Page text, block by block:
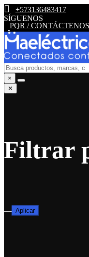
+573136483417
SÍGUENOS
PQR / CONTÁCTENOS
×
✕
Filtrar
— Aplicar